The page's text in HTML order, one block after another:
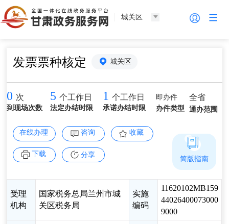
城关区
发票票种核定 城关区
0 次
到现场次数
5 个工作日
法定办结时限
1 个工作日
承诺办结时限
即办件
办件类型
全省
通办范围
在线办理 咨询 收藏
下载 分享
受理
机构
国家税务总局兰州市城
关区税务局
实施
编码
11620102MB159
44026400073000
9000
简版指南